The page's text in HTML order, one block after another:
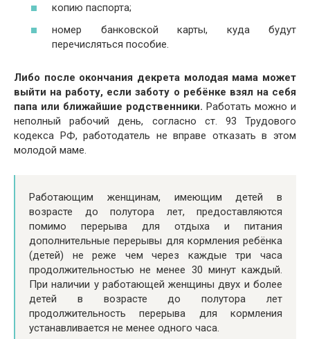
копию паспорта;
номер банковской карты, куда будут
перечисляться пособие.
Либо после окончания декрета молодая мама может
выйти на работу, если заботу о ребёнке взял на себя
папа или ближайшие родственники. Работать можно и
неполный рабочий день, согласно ст. 93 Трудового
кодекса РФ, работодатель не вправе отказать в этом
молодой маме.
Работающим женщинам, имеющим детей в
возрасте до полутора лет, предоставляются
помимо перерыва для отдыха и питания
дополнительные перерывы для кормления ребёнка
(детей) не реже чем через каждые три часа
продолжительностью не менее 30 минут каждый.
При наличии у работающей женщины двух и более
детей в возрасте до полутора лет
продолжительность перерыва для кормления
устанавливается не менее одного часа.